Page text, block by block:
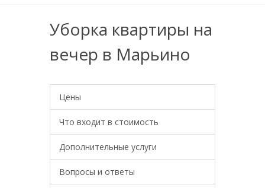
Уборка квартиры на
вечер в Марьино
Цены
Что входит в стоимость
Дополнительные услуги
Вопросы и ответы